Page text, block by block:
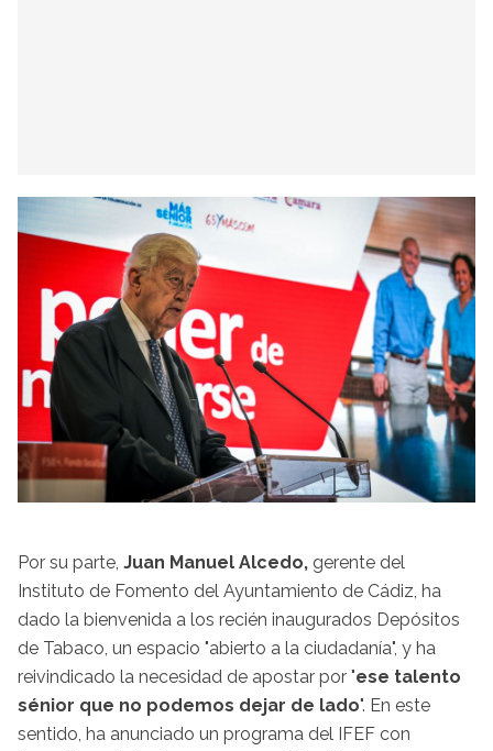
Por su parte, Juan Manuel Alcedo, gerente del
Instituto de Fomento del Ayuntamiento de Cádiz, ha
dado la bienvenida a los recién inaugurados Depósitos
de Tabaco, un espacio "abierto a la ciudadanía", y ha
reivindicado la necesidad de apostar por "ese talento
sénior que no podemos dejar de lado". En este
sentido, ha anunciado un programa del IFEF con